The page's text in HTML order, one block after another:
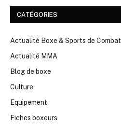
CATÉGORIES
Actualité Boxe & Sports de Combat
Actualité MMA
Blog de boxe
Culture
Equipement
Fiches boxeurs